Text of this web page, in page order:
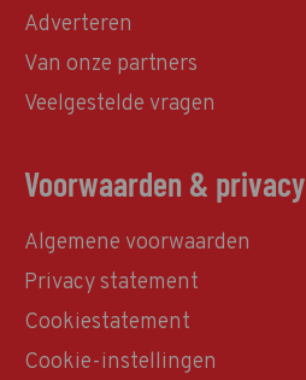
Adverteren
Van onze partners
Veelgestelde vragen
Voorwaarden & privacy
Algemene voorwaarden
Privacy statement
Cookiestatement
Cookie-instellingen